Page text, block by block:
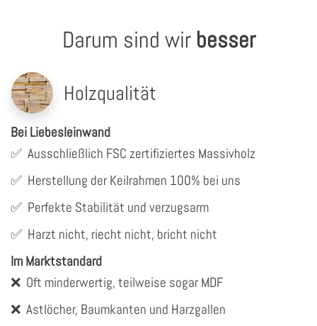
Darum sind wir besser
Holzqualität
Bei Liebesleinwand
✅ Ausschließlich FSC zertifiziertes Massivholz
✅ Herstellung der Keilrahmen 100% bei uns
✅ Perfekte Stabilität und verzugsarm
✅ Harzt nicht, riecht nicht, bricht nicht
Im Marktstandard
❌ Oft minderwertig, teilweise sogar MDF
❌ Astlöcher, Baumkanten und Harzgallen